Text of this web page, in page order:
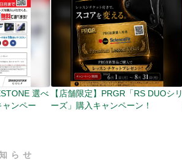
選べ
ンペー
【店舗限定】PRGR「RS DUOシリ
ーズ」購入キャンペーン！
らせ